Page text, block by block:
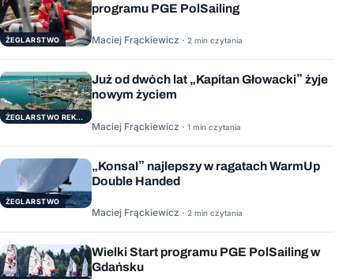
ŻEGLARSTWO
programu PGE PolSailing
Maciej Frąckiewicz · 2 min czytania
ŻEGLARSTWO REKERACYJNE
Już od dwóch lat „Kapitan Głowacki” żyje
nowym życiem
Maciej Frąckiewicz · 1 min czytania
ŻEGLARSTWO
„Konsal” najlepszy w ragatach WarmUp
Double Handed
Maciej Frąckiewicz · 2 min czytania
Wielki Start programu PGE PolSailing w
Gdańsku